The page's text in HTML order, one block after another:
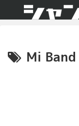
Mi Band